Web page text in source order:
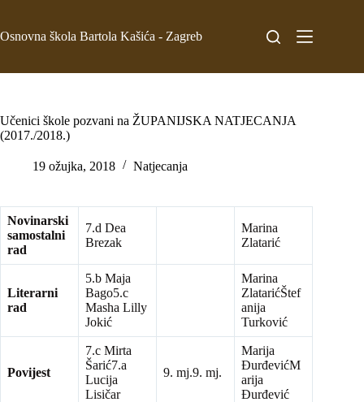
Osnovna škola Bartola Kašića - Zagreb
Učenici škole pozvani na ŽUPANIJSKA NATJECANJA
(2017./2018.)
19 ožujka, 2018 Natjecanja
Novinarski
samostalni
rad
7.d Dea
Brezak
Marina
Zlatarić
Literarni
rad
5.b Maja
Bago5.c
Masha Lilly
Jokić
Marina
ZlatarićŠtef
anija
Turković
Povijest
7.c Mirta
Šarić7.a
Lucija
Lisičar
9. mj.9. mj.
Marija
ĐurđevićM
arija
Đurđević